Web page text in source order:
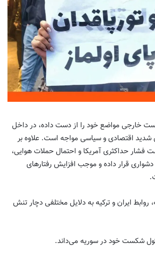
خارجی مواضع خود را از دست داده، در داخل
شدید اقتصادی و سیاسی مواجه است. علاوه بر
فشار حداکثری آمریکا و احتمال حملات هوایی،
دشواری قرار داده و موجب افزایش رفتارهای
ایران و ترکیه به دلایل مختلفی دچار تنش
شکست خود در سوریه می‌داند.